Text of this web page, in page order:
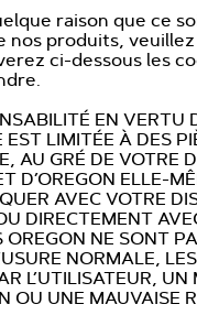
raison que ce
nos produits,
ci-dessous les
EN VERTU
LIMITÉE À DES
AU GRÉ DE VOTRE
D’OREGON ELLE-
AVEC VOTRE
DIRECTEMENT
OREGON NE SONT
NORMALE,
L’UTILISATEUR, UN
OU UNE MAUVAISE